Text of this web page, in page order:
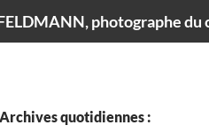
photographe du
Archives quotidiennes :